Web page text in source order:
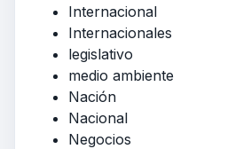
Internacional
Internacionales
legislativo
medio ambiente
Nación
Nacional
Negocios